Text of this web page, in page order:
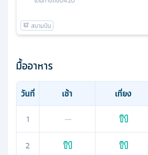
มื้ออาหาร
วันที่ เช้า เที่ยง
1
—
2